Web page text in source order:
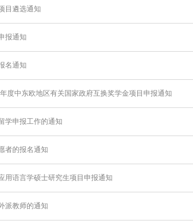
目遴选通知
报通知
名通知
度中东欧地区有关国家政府互换奖学金项目申报通知
学申报工作的通知
者的报名通知
用语言学硕士研究生项目申报通知
派教师的通知